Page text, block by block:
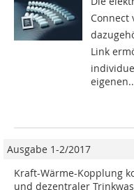
Link
Ausgabe 1-2/2017
Kraft-Wärme-Kopplung
und dezentraler